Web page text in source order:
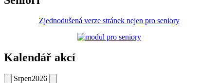
Zjednodušená verze stránek nejen pro seniory
Kalendář akcí
Srpen2026